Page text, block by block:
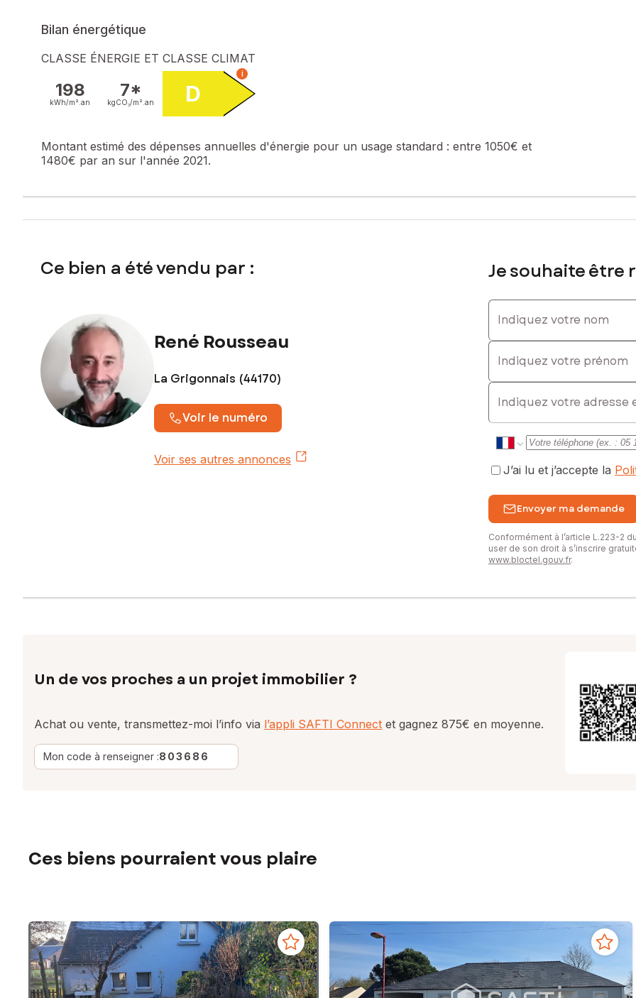
Bilan énergétique
CLASSE ÉNERGIE ET CLASSE CLIMAT
198
kWh/m². an
7*
kgCO₂/m². an D
i
Montant estimé des dépenses annuelles d'énergie pour un usage standard : entre 1050€ et
1480€ par an sur l'année 2021.
Ce bien a été vendu par :
René Rousseau
La Grigonnais (44170)
Voir le numéro
Voir ses autres annonces
Je souhaite être
Indiquez votre nom
Indiquez votre prénom
E-mail
J’ai lu et j’accepte la
Envoyer ma demande
Conformément à l’article L.223-2
user de son droit à s’inscrire
www.bloctel.gouv.fr.
Un de vos proches a un projet immobilier ?
Achat ou vente, transmettez-moi l’info via l’appli SAFTI Connect et gagnez 875€ en moyenne.
Mon code à renseigner :803686
Ces biens pourraient vous plaire